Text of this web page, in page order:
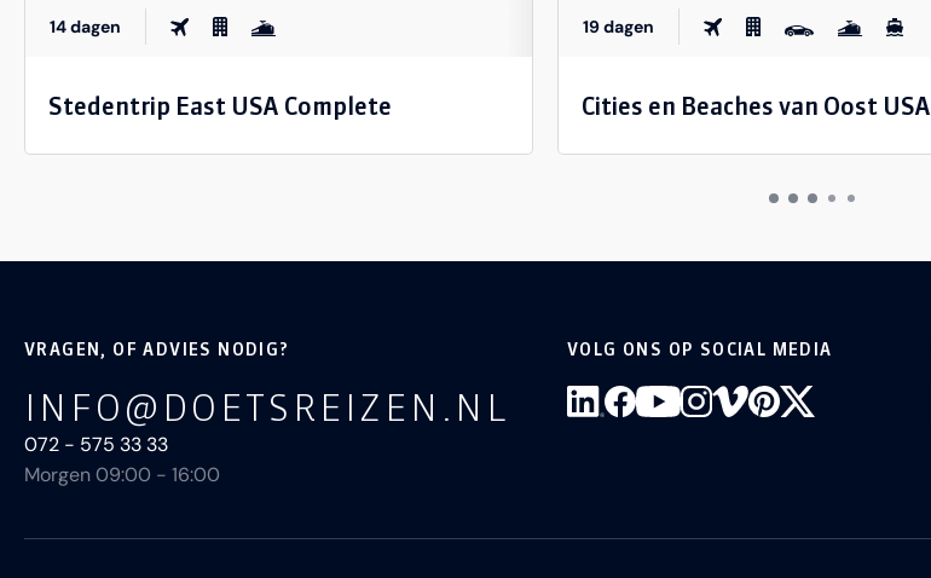
14 dagen
Stedentrip East USA Complete
19 dagen
Cities en Beaches van Oost USA
VRAGEN, OF ADVIES NODIG?
INFO@DOETSREIZEN.NL
072 - 575 33 33
Morgen 09:00 - 16:00
VOLG ONS OP SOCIAL MEDIA